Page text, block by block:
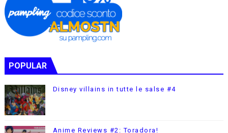
POPULAR
Disney villains in tutte le salse #4
Anime Reviews #2: Toradora!